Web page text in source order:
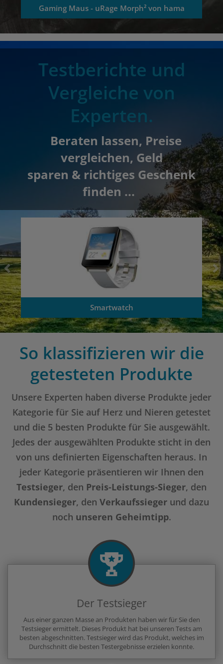
Gaming Maus - uRage Morph² von hama
Testberichte und
Vergleiche von
Experten.
Beraten lassen, Preise
vergleichen, Geld
sparen & richtiges Geschenk
finden ...
Smartwatch
Previous
So klassifizieren wir die
getesteten Produkte
Unsere Experten haben diverse Produkte jeder
Kategorie für Sie auf Herz und Nieren getestet
und die 5 besten Produkte für Sie ausgewählt.
Jedes der ausgewählten Produkte sticht in den
von uns definierten Eigenschaften heraus. In
jeder Kategorie präsentieren wir Ihnen den
Testsieger, den Preis-Leistungs-Sieger, den
Kundensieger, den Verkaufssieger und dazu
noch unseren Geheimtipp.
Der Testsieger
Aus einer ganzen Masse an Produkten haben wir für Sie den
Testsieger ermittelt. Dieses Produkt hat bei unseren Tests am
besten abgeschnitten. Testsieger wird das Produkt, welches im
Durchschnitt die besten Testergebnisse erzielen konnte.